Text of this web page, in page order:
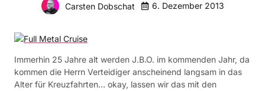
Carsten Dobschat 6. Dezember 2013
Immerhin 25 Jahre alt werden J.B.O. im kommenden Jahr, da
kommen die Herrn Verteidiger anscheinend langsam in das
Alter für Kreuzfahrten… okay, lassen wir das mit den